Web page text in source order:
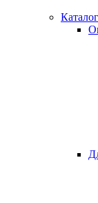
Каталог